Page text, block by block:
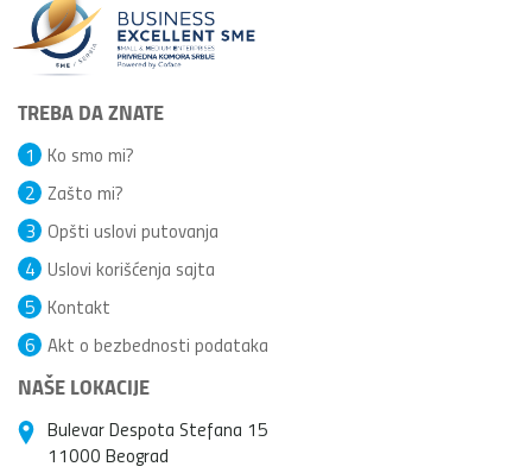
TREBA DA ZNATE
Ko smo mi?
1
Zašto mi?
2
Opšti uslovi putovanja
3
Uslovi korišćenja sajta
4
Kontakt
5
Akt o bezbednosti podataka
6
NAŠE LOKACIJE
Bulevar Despota Stefana 15
11000 Beograd